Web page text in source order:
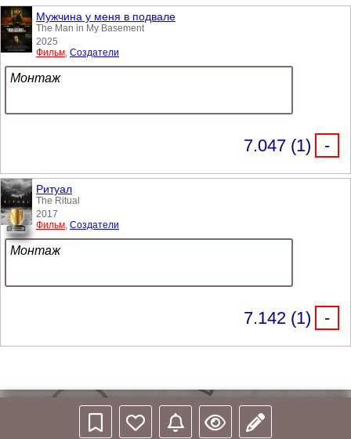
Мужчина у меня в подвале
The Man in My Basement
2025
Фильм, Создатели
Монтаж
7.047 (1) -
Ритуал
The Ritual
2017
Фильм, Создатели
Монтаж
7.142 (1) -